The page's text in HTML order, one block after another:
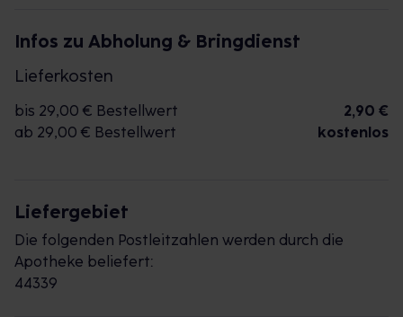
Infos zu Abholung & Bringdienst
Lieferkosten
bis 29,00 € Bestellwert
2,90 €
ab 29,00 € Bestellwert
kostenlos
Liefergebiet
Die folgenden Postleitzahlen werden durch die
Apotheke beliefert:
44339